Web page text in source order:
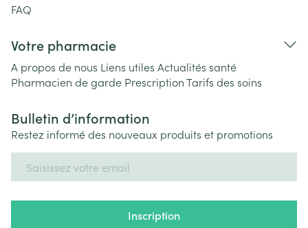
FAQ
Votre pharmacie
A propos de nous Liens utiles Actualités santé
Pharmacien de garde PrescriptionTarifs des soins
Bulletin d’information
Restez informé des nouveaux produits et promotions
Inscription